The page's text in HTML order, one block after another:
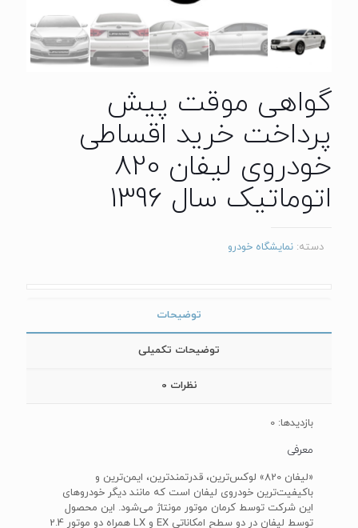
گواهی موقت پیش
پرداخت خرید اقساطی
خودروی لیفان 820
اتوماتیک سال 1396
دسته: نمایشگاه خودرو
توضیحات
توضیحات تکمیلی
نظرات 0
بازدیدها: 0
معرفی
«لیفان 820» لوکس‌ترین، قدرتمندترین، ایمن‌ترین و
باکیفیت‌ترین خودروی لیفان است که مانند دیگر خودروهای
این شرکت توسط کرمان موتور مونتاژ می‌‌شود. این محصول
توسط لیفان در دو سطح امکاناتی ‌EX‌ و‌ LX‌ همراه دو موتور 2.4